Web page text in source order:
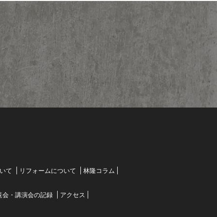
て リフォームについて 林隆コラム
会・講演会の記録 アクセス